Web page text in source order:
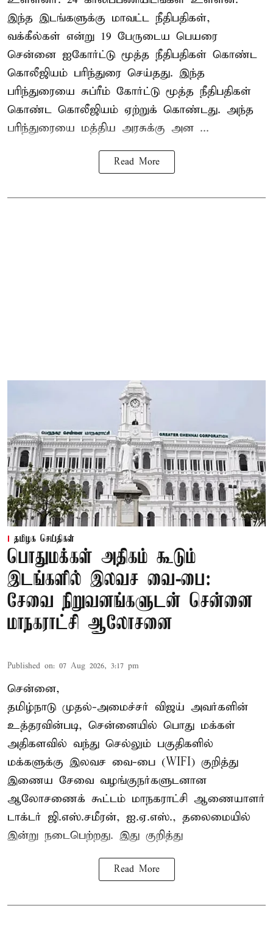
இந்த இடங்களுக்கு மாவட்ட நீதிபதிகள்,
வக்கீல்கள் என்று 19 பேருடைய பெயரை
சென்னை ஐகோர்ட்டு மூத்த நீதிபதிகள் கொண்ட
கொலீஜியம் பரிந்துரை செய்தது. இந்த
பரிந்துரையை சுப்ரீம் கோர்ட்டு மூத்த நீதிபதிகள்
கொண்ட கொலீஜியம் ஏற்றுக் கொண்டது. அந்த
பரிந்துரையை மத்திய அரசுக்கு அன ...
Read More
தமிழக செய்திகள்
பொதுமக்கள் அதிகம் கூடும்
இடங்களில் இலவச வை-பை:
சேவை நிறுவனங்களுடன் சென்னை
மாநகராட்சி ஆலோசனை
Published on: 07 Aug 2026, 3:17 pm
சென்னை,
தமிழ்நாடு முதல்-அமைச்சர் விஜய் அவர்களின்
உத்தரவின்படி, சென்னையில் பொது மக்கள்
அதிகளவில் வந்து செல்லும் பகுதிகளில்
மக்களுக்கு இலவச வை-பை (WIFI) குறித்து
இணைய சேவை வழங்குநர்களுடனான
ஆலோசணைக் கூட்டம் மாநகராட்சி ஆணையாளர்
டாக்டர் ஜி.எஸ்.சமீரன், ஐ.ஏ.எஸ்., தலைமையில்
இன்று நடைபெற்றது. இது குறித்து
Read More